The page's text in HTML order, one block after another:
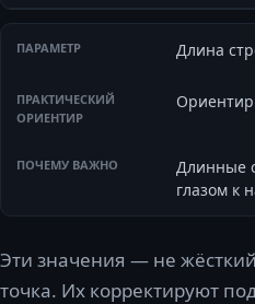
Длина
Ориентир
Длинные
глазом к
Эти значения — не
точка. Их корректируют